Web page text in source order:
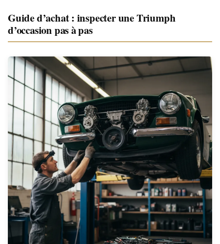
Guide d’achat : inspecter une Triumph
d’occasion pas à pas